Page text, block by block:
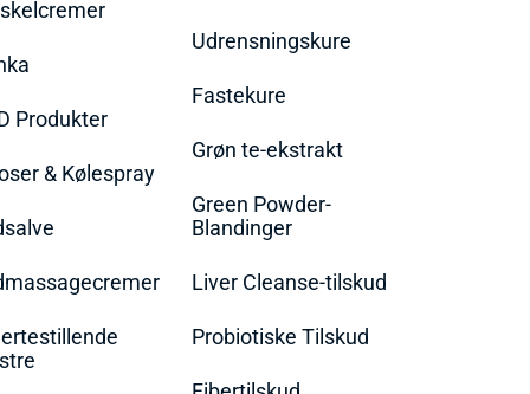
Produkter
& Kølespray
Udrensningskure
Fastekure
Grøn te-ekstrakt
Green Powder-
Blandinger
Liver Cleanse-tilskud
Probiotiske Tilskud